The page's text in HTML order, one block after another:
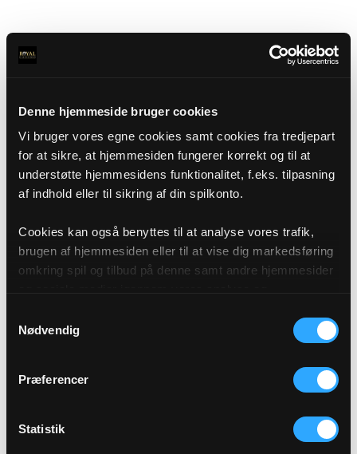
Denne hjemmeside bruger cookies
Vi bruger vores egne cookies samt cookies fra tredjepart
for at sikre, at hjemmesiden fungerer korrekt og til at
understøtte hjemmesidens funktionalitet, f.eks. tilpasning
af indhold eller til sikring af din spilkonto.
Cookies kan også benyttes til at analyse vores trafik,
brugen af hjemmesiden eller til at vise dig markedsføring
omkring spil og tilbud på denne samt andre hjemmesider
af cookies under "Detaljer" eller ved at klikke videre til
vores Cookiepolitik, som du finder i bunden af vores
Nødvendig
Præferencer
Statistik